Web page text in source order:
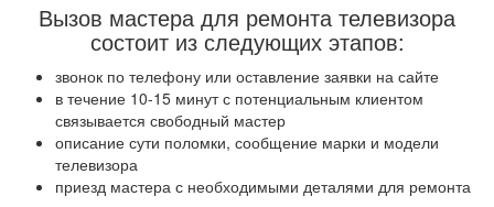
Вызов мастера для ремонта телевизора
состоит из следующих этапов:
звонок по телефону или оставление заявки на сайте
в течение 10-15 минут с потенциальным клиентом
связывается свободный мастер
описание сути поломки, сообщение марки и модели
телевизора
приезд мастера с необходимыми деталями для ремонта